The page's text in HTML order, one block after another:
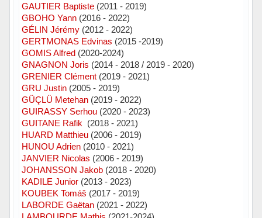
GAUTIER Baptiste(2011 - 2019)
GBOHO Yann(2016 - 2022)
GÉLIN Jérémy(2012 - 2022)
GERTMONAS Edvinas (2015 -2019)
GOMIS Alfred(2020-2024)
GNAGNON Joris (2014 - 2018 / 2019 - 2020)
GRENIER Clément(2019 - 2021)
GRU Justin(2005 - 2019)
GÜÇLÜ Metehan(2019 - 2022)
GUIRASSY Serhou(2020 - 2023)
GUITANE Rafik (2018 - 2021)
HUARD Matthieu(2006 - 2019)
HUNOU Adrien(2010 - 2021)
JANVIER Nicolas (2006 - 2019)
JOHANSSON Jakob(2018 - 2020)
KADILE Junior(2013 - 2023)
KOUBEK Tomáš (2017 - 2019)
LABORDE Gaëtan(2021 - 2022)